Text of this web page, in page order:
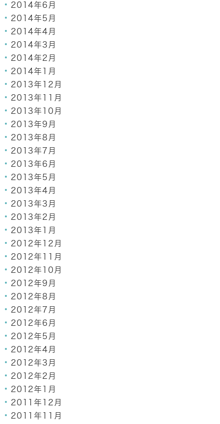
2014年6月
2014年5月
2014年4月
2014年3月
2014年2月
2014年1月
2013年12月
2013年11月
2013年10月
2013年9月
2013年8月
2013年7月
2013年6月
2013年5月
2013年4月
2013年3月
2013年2月
2013年1月
2012年12月
2012年11月
2012年10月
2012年9月
2012年8月
2012年7月
2012年6月
2012年5月
2012年4月
2012年3月
2012年2月
2012年1月
2011年12月
2011年11月